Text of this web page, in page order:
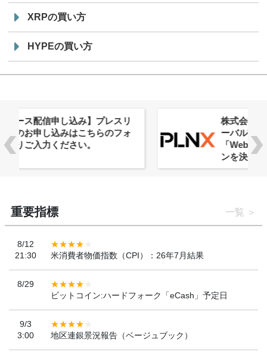
XRPの買い方
HYPEの買い方
株式会社PlnX、アジア最大級のグロ
ーバルWeb3カンファレンス
「WebX2026」とのコラボレーショ
重要指標 一覧
8/12
21:30
米消費者物価指数（CPI）：26年7月結果
8/29
ビットコイン:ハードフォーク「eCash」予定日
9/3
3:00
地区連銀景況報告（ベージュブック）